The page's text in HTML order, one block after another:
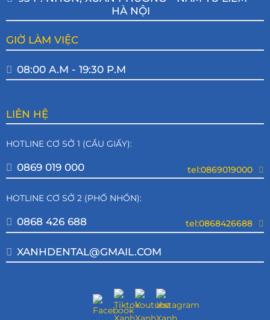
HÀ NỘI
GIỜ LÀM VIỆC
08:00 A.M - 19:30 P.M
LIÊN HỆ
HOTLINE CƠ SỞ 1 (CẦU GIẤY):
0869 019 000 tel:0869019000
HOTLINE CƠ SỞ 2 (PHỐ NHỔN):
0868 426 688 tel:0868426688
XANHDENTAL@GMAIL.COM